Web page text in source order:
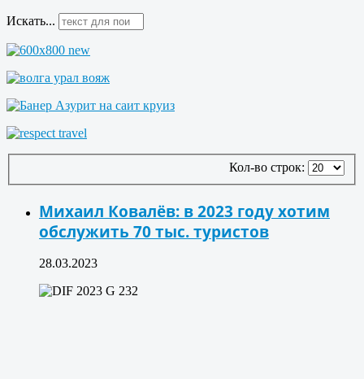
Искать...
Кол-во строк:
Михаил Ковалёв: в 2023 году хотим
обслужить 70 тыс. туристов
28.03.2023